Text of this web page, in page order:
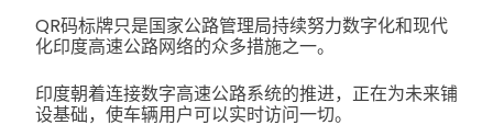
QR码标牌只是国家公路管理局持续努力数字化和现代
化印度高速公路网络的众多措施之一。
印度朝着连接数字高速公路系统的推进，正在为未来铺
设基础，使车辆用户可以实时访问一切。